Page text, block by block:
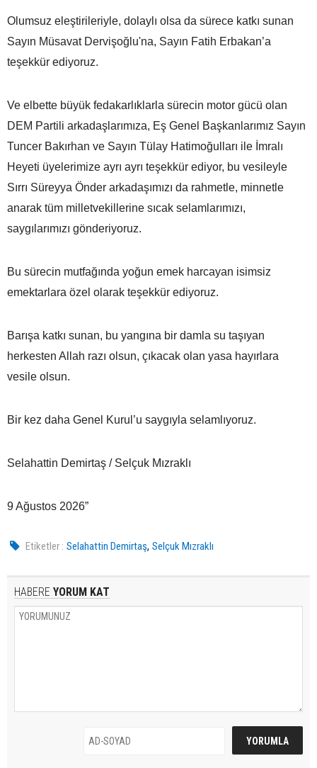
Olumsuz eleştirileriyle, dolaylı olsa da sürece katkı sunan
Sayın Müsavat Dervişoğlu'na, Sayın Fatih Erbakan’a
teşekkür ediyoruz.
Ve elbette büyük fedakarlıklarla sürecin motor gücü olan
DEM Partili arkadaşlarımıza, Eş Genel Başkanlarımız Sayın
Tuncer Bakırhan ve Sayın Tülay Hatimoğulları ile İmralı
Heyeti üyelerimize ayrı ayrı teşekkür ediyor, bu vesileyle
Sırrı Süreyya Önder arkadaşımızı da rahmetle, minnetle
anarak tüm milletvekillerine sıcak selamlarımızı,
saygılarımızı gönderiyoruz.
Bu sürecin mutfağında yoğun emek harcayan isimsiz
emektarlara özel olarak teşekkür ediyoruz.
Barışa katkı sunan, bu yangına bir damla su taşıyan
herkesten Allah razı olsun, çıkacak olan yasa hayırlara
vesile olsun.
Bir kez daha Genel Kurul’u saygıyla selamlıyoruz.
Selahattin Demirtaş / Selçuk Mızraklı
9 Ağustos 2026”
Etiketler : Selahattin Demirtaş,Selçuk Mızraklı
HABERE YORUM KAT